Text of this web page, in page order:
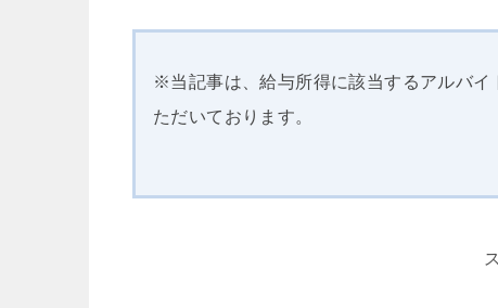
※当記事は、給与所得に該当するアルバ
ただいております。